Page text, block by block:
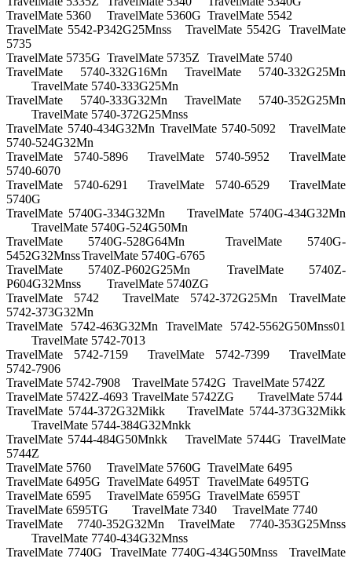
TravelMate 5360
TravelMate 5360G TravelMate 5542
TravelMate 5542-P342G25Mnss
TravelMate 5542G
TravelMate
5735
TravelMate 5735G TravelMate 5735Z
TravelMate 5740
TravelMate 5740-332G16Mn
TravelMate 5740-332G25Mn
TravelMate 5740-333G25Mn
TravelMate 5740-333G32Mn
TravelMate 5740-352G25Mn
TravelMate 5740-372G25Mnss
TravelMate 5740-434G32Mn TravelMate 5740-5092
TravelMate
5740-524G32Mn
TravelMate 5740-5896
TravelMate 5740-5952
TravelMate
5740-6070
TravelMate 5740-6291
TravelMate 5740-6529
TravelMate
5740G
TravelMate 5740G-334G32Mn
TravelMate 5740G-434G32Mn
TravelMate 5740G-524G50Mn
TravelMate 5740G-528G64Mn
TravelMate 5740G-
5452G32MnssTravelMate 5740G-6765
TravelMate 5740Z-P602G25Mn
TravelMate 5740Z-
P604G32Mnss
TravelMate 5740ZG
TravelMate 5742
TravelMate 5742-372G25Mn
TravelMate
5742-373G32Mn
TravelMate 5742-463G32Mn
TravelMate 5742-5562G50Mnss01
TravelMate 5742-7013
TravelMate 5742-7159
TravelMate 5742-7399
TravelMate
5742-7906
TravelMate 5742-7908
TravelMate 5742G TravelMate 5742Z
TravelMate 5742Z-4693 TravelMate 5742ZG
TravelMate 5744
TravelMate 5744-372G32Mikk
TravelMate 5744-373G32Mikk
TravelMate 5744-384G32Mnkk
TravelMate 5744-484G50Mnkk
TravelMate 5744G
TravelMate
5744Z
TravelMate 5760
TravelMate 5760G TravelMate 6495
TravelMate 6495G TravelMate 6495T TravelMate 6495TG
TravelMate 6595
TravelMate 6595G TravelMate 6595T
TravelMate 6595TG
TravelMate 7340
TravelMate 7740
TravelMate 7740-352G32Mn
TravelMate 7740-353G25Mnss
TravelMate 7740-434G32Mnss
TravelMate 7740G
TravelMate 7740G-434G50Mnss
TravelMate